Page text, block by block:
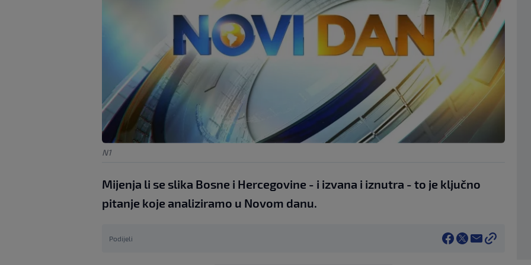
N1
Mijenja li se slika Bosne i Hercegovine - i izvana i iznutra - to je ključno
pitanje koje analiziramo u Novom danu.
Podijeli